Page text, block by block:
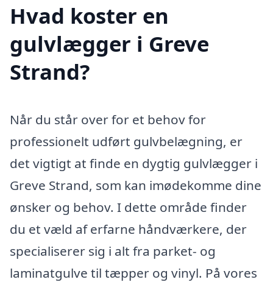
Hvad koster en
gulvlægger i Greve
Strand?
Når du står over for et behov for
professionelt udført gulvbelægning, er
det vigtigt at finde en dygtig gulvlægger i
Greve Strand, som kan imødekomme dine
ønsker og behov. I dette område finder
du et væld af erfarne håndværkere, der
specialiserer sig i alt fra parket- og
laminatgulve til tæpper og vinyl. På vores